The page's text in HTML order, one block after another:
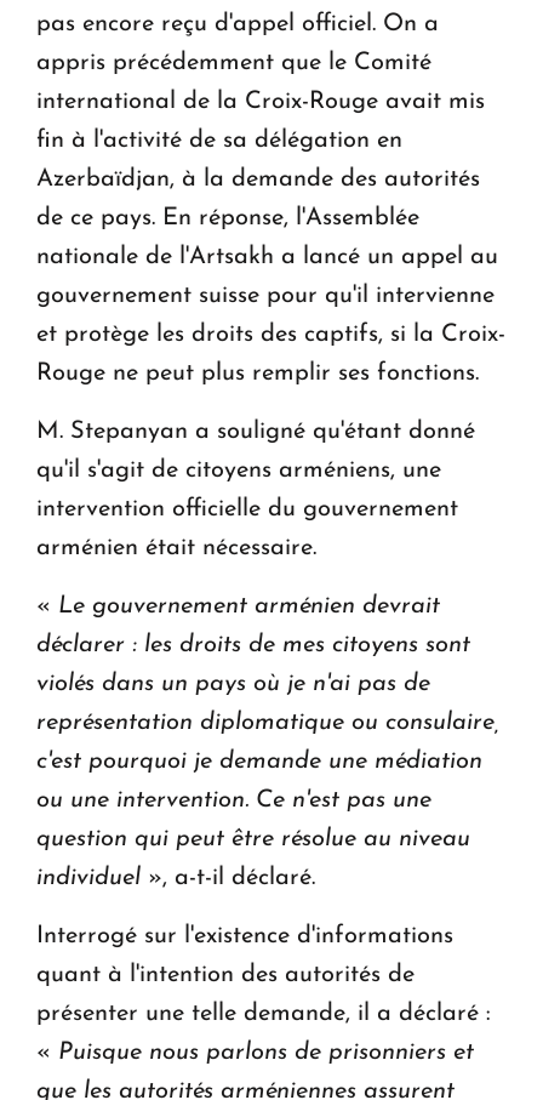
pas encore reçu d'appel officiel. On a
appris précédemment que le Comité
international de la Croix-Rouge avait mis
fin à l'activité de sa délégation en
Azerbaïdjan, à la demande des autorités
de ce pays. En réponse, l'Assemblée
nationale de l'Artsakh a lancé un appel au
gouvernement suisse pour qu'il intervienne
et protège les droits des captifs, si la Croix-
Rouge ne peut plus remplir ses fonctions.
M. Stepanyan a souligné qu'étant donné
qu'il s'agit de citoyens arméniens, une
intervention officielle du gouvernement
arménien était nécessaire.
« Le gouvernement arménien devrait
déclarer : les droits de mes citoyens sont
violés dans un pays où je n'ai pas de
représentation diplomatique ou consulaire,
c'est pourquoi je demande une médiation
ou une intervention. Ce n'est pas une
question qui peut être résolue au niveau
individuel », a-t-il déclaré.
Interrogé sur l'existence d'informations
quant à l'intention des autorités de
présenter une telle demande, il a déclaré :
« Puisque nous parlons de prisonniers et
que les autorités arméniennes assurent